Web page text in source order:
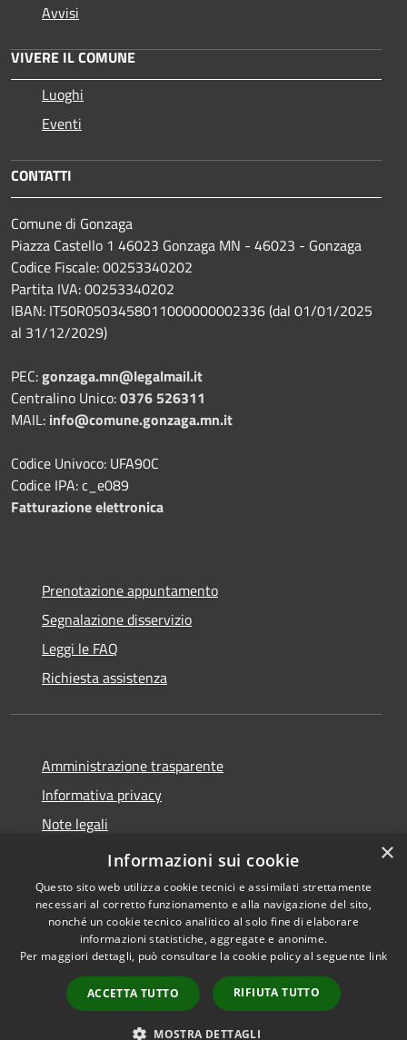
Avvisi
VIVERE IL COMUNE
Luoghi
Eventi
CONTATTI
Comune di Gonzaga
Piazza Castello 1 46023 Gonzaga MN - 46023 - Gonzaga
Codice Fiscale: 00253340202
Partita IVA: 00253340202
IBAN: IT50R0503458011000000002336 (dal 01/01/2025
al 31/12/2029)
PEC:gonzaga.mn@legalmail.it
Centralino Unico:0376 526311
MAIL: info@comune.gonzaga.mn.it
Codice Univoco: UFA90C
Codice IPA: c_e089
Fatturazione elettronica
Prenotazione appuntamento
Segnalazione disservizio
Leggi le FAQ
Richiesta assistenza
Amministrazione trasparente
Informativa privacy
Note legali
Dichiarazione di accessibilità
Accessibilità
Copyright © 2026 • Città di
Gonzaga • Powered by
Municipium•
Accesso
redazione
×
Informazioni sui cookie
Questo sito web utilizza cookie tecnici e assimilati strettamente
necessari al corretto funzionamento e alla navigazione del sito,
nonché un cookie tecnico analitico al solo fine di elaborare
informazioni statistiche, aggregate e anonime.
Per maggiori dettagli, può consultare la cookie policy al seguente link
ACCETTA TUTTO RIFIUTA TUTTO
MOSTRA DETTAGLI